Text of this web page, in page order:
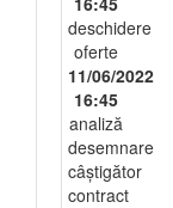
deschidere
oferte
11/06/2022
16:45
analiză
desemnare
câștigător
contract